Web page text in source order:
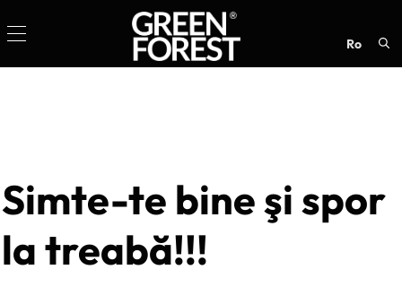
ro
Simte-te bine şi spor
la treabă!!!